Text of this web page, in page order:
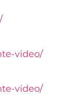
video/
video/